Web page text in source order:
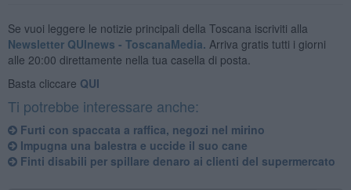
Se vuoi leggere le notizie principali della Toscana iscriviti alla
Newsletter QUInews - ToscanaMedia. Arriva gratis tutti i giorni
alle 20:00 direttamente nella tua casella di posta.
Basta cliccare QUI
Ti potrebbe interessare anche:
Furti con spaccata a raffica, negozi nel mirino
Impugna una balestra e uccide il suo cane
Finti disabili per spillare denaro ai clienti del supermercato